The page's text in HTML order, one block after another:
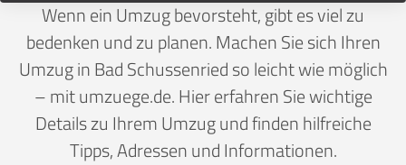
Wenn ein Umzug bevorsteht, gibt es viel zu
bedenken und zu planen. Machen Sie sich Ihren
Umzug in Bad Schussenried so leicht wie möglich
– mit umzuege.de. Hier erfahren Sie wichtige
Details zu Ihrem Umzug und finden hilfreiche
Tipps, Adressen und Informationen.